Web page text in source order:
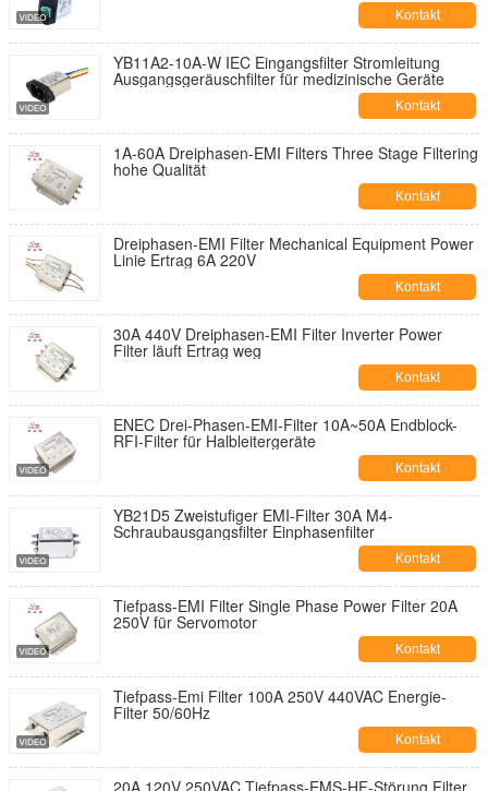
Kontakt
YB11A2-10A-W IEC Eingangsfilter Stromleitung
Ausgangsgeräuschfilter für medizinische Geräte
Kontakt
1A-60A Dreiphasen-EMI Filters Three Stage Filtering
hohe Qualität
Kontakt
Dreiphasen-EMI Filter Mechanical Equipment Power
Linie Ertrag 6A 220V
Kontakt
30A 440V Dreiphasen-EMI Filter Inverter Power
Filter läuft Ertrag weg
Kontakt
ENEC Drei-Phasen-EMI-Filter 10A~50A Endblock-
RFI-Filter für Halbleitergeräte
Kontakt
YB21D5 Zweistufiger EMI-Filter 30A M4-
Schraubausgangsfilter Einphasenfilter
Kontakt
Tiefpass-EMI Filter Single Phase Power Filter 20A
250V für Servomotor
Kontakt
Tiefpass-Emi Filter 100A 250V 440VAC Energie-
Filter 50/60Hz
Kontakt
20A 120V 250VAC Tiefpass-EMS-HF-Störung Filter